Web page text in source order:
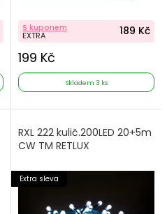
S kuponem
EXTRA 189 Kč
199 Kč
Skladem 3 ks
RXL 222 kulič.200LED 20+5m
CW TM RETLUX
Extra sleva